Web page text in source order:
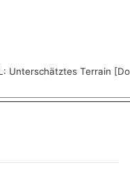
Unterschätztes Terrain